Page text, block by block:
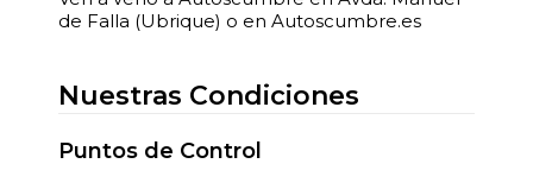
de Falla (Ubrique) o en Autoscumbre.es
Nuestras Condiciones
Puntos de Control